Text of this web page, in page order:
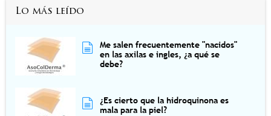
Lo más leído
Me salen frecuentemente "nacidos"
en las axilas e ingles, ¿a qué se
debe?
¿Es cierto que la hidroquinona es
mala para la piel?